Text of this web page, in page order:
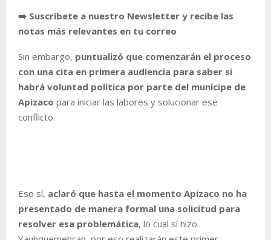
➡️ Suscríbete a nuestro Newsletter y recibe las
notas más relevantes en tu correo
Sin embargo, puntualizó que comenzarán el proceso
con una cita en primera audiencia para saber si
habrá voluntad política por parte del munícipe de
Apizaco para iniciar las labores y solucionar ese
conflicto.
Eso sí, aclaró que hasta el momento Apizaco no ha
presentado de manera formal una solicitud para
resolver esa problemática, lo cual sí hizo